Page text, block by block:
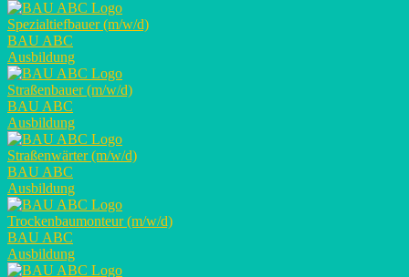
Spezialtiefbauer (m/w/d)
BAU ABC
Ausbildung
Straßenbauer (m/w/d)
BAU ABC
Ausbildung
Straßenwärter (m/w/d)
BAU ABC
Ausbildung
Trockenbaumonteur (m/w/d)
BAU ABC
Ausbildung